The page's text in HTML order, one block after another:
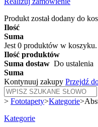
Produkt został dodany do
Ilość
Suma
Jest 0 produktów w koszyku.
Ilość produktów
Suma dostaw Do ustalenia
Suma
Kontynuuj zakupy Przejdź
> Fototapety>Kategorie>
Kategorie